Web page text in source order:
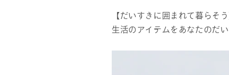
【だいすきに囲まれて暮らそう
生活のアイテムをあなたのだ